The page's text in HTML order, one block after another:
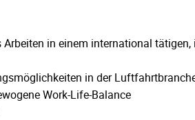
in einem international tätigen,
in der
Work-Life-Balance